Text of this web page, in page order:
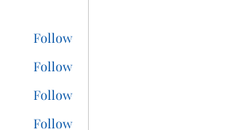
Follow
Follow
Follow
Follow